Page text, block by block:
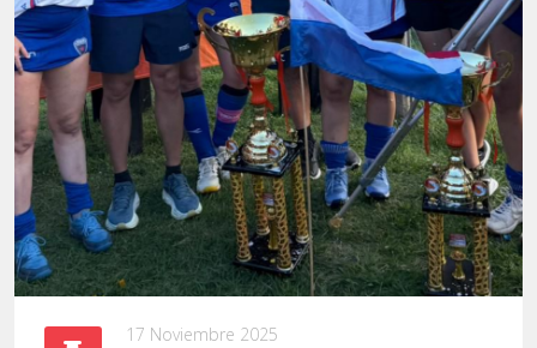
17 Noviembre 2025